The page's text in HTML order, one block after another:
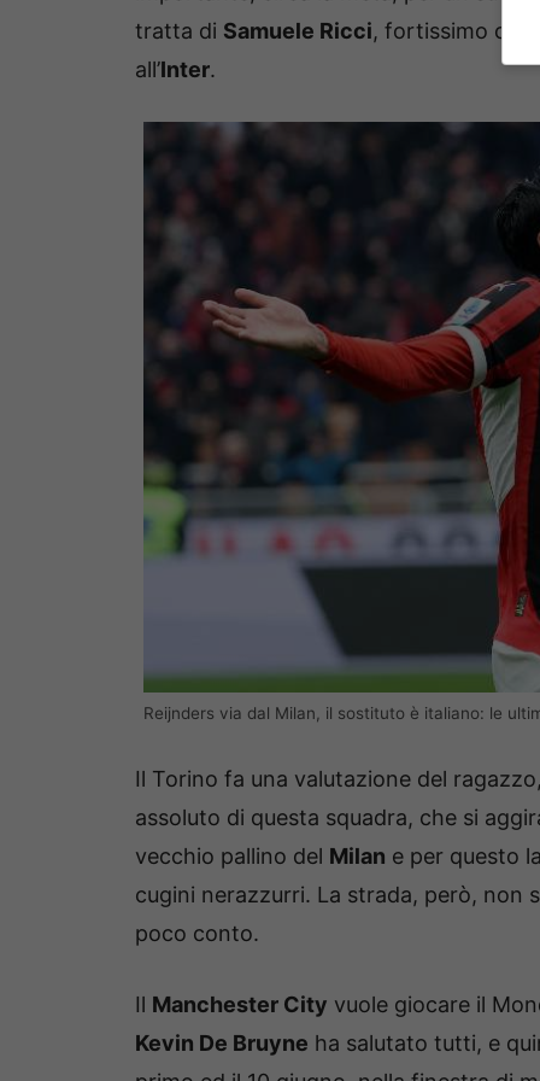
tratta di Samuele Ricci, fortissimo
all’Inter.
Reijnders via dal Milan, il sostituto è italiano: le
Il Torino fa una valutazione del
assoluto di questa squadra, che si
vecchio pallino del Milan e per questo
cugini nerazzurri. La strada, però, non
poco conto.
Il Manchester City vuole giocare il
Kevin De Bruyne ha salutato tutti, e